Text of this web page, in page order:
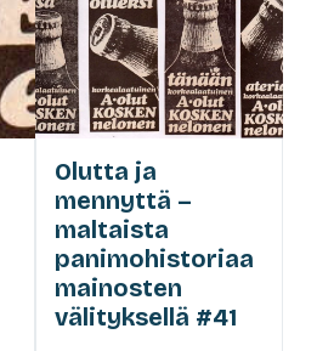
Olutta ja
mennyttä –
maltaista
panimohistoriaa
mainosten
välityksellä #41